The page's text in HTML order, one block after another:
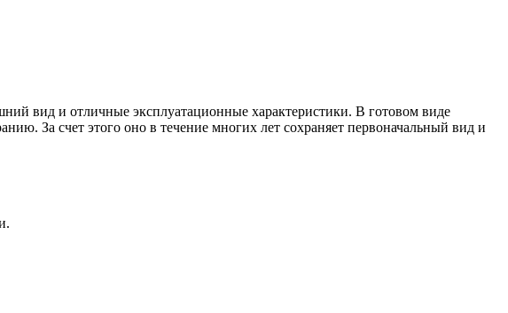
вид и отличные эксплуатационные характеристики. В готовом виде
За счет этого оно в течение многих лет сохраняет первоначальный вид и